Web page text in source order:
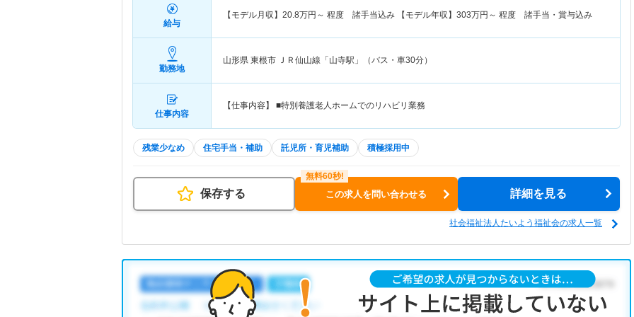
給与
【モデル月収】 20.8万円～ 程度 諸手当込み 【モデル年収】 303万円～ 程度 諸手当・賞与込み
勤務地
山形県 東根市 ＪＲ仙山線「山寺駅」（バス・車30分）
仕事内容
【仕事内容】 ■特別養護老人ホームでのリハビリ業務
残業少なめ 住宅手当・補助 託児所・育児補助 積極採用中
保存する この求人を問い合わせる 詳細を見る
社会福祉法人たいよう福祉会の求人一覧